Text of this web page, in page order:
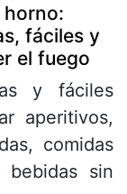
horno:
fáciles y
el fuego
y fáciles
aperitivos,
comidas
sin